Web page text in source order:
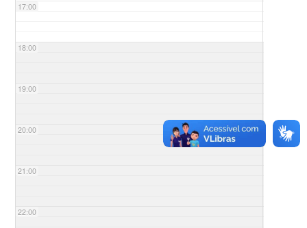
17:00
18:00
19:00
20:00
21:00
22:00